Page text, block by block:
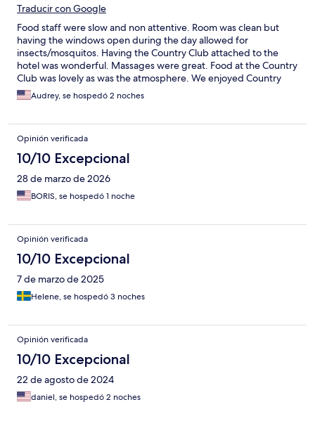
Traducir con Google
Food staff were slow and non attentive. Room was clean but
having the windows open during the day allowed for
insects/mosquitos. Having the Country Club attached to the
hotel was wonderful. Massages were great. Food at the Country
Club was lovely as was the atmosphere. We enjoyed Country
Singer entertainment one night.
Audrey, se hospedó 2 noches
Opinión verificada
10/10 Excepcional
28 de marzo de 2026
BORIS, se hospedó 1 noche
Opinión verificada
10/10 Excepcional
7 de marzo de 2025
Helene, se hospedó 3 noches
Opinión verificada
10/10 Excepcional
22 de agosto de 2024
daniel, se hospedó 2 noches